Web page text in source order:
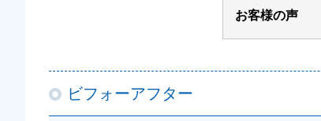
お客様の声
ビフォーアフター